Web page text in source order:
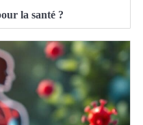
la santé ?